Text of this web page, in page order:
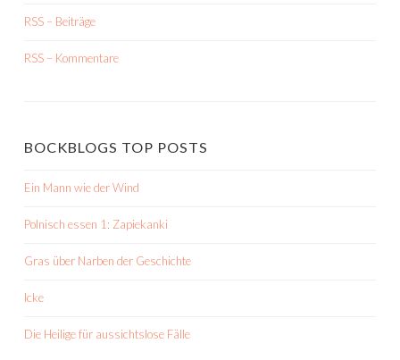
RSS – Beiträge
RSS – Kommentare
BOCKBLOGS TOP POSTS
Ein Mann wie der Wind
Polnisch essen 1: Zapiekanki
Gras über Narben der Geschichte
Icke
Die Heilige für aussichtslose Fälle